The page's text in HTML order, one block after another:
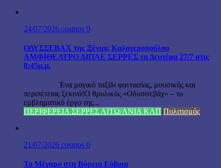
24/07/2026 cosmos 0
ΟΔΥΣΣΕΒΑΧ της Ξένιας Καλογεροπούλου
ΑΜΦΙΘΕΑΤΡΟ ΔΙΠΑΕ ΣΕΡΡΕΣ τη Δευτέρα 27/7 στις
8:45μ.μ.
Ένα μαγικό ταξίδι φαντασίας, μουσικής και
περιπέτειας ξεκινά!Ο θρυλικός «Οδυσσεβάχ» – το
εμβληματικό έργο της...
ΠΕΡΙΦΕΡΕΙΑ ΣΕΡΡΕΣ ΑΙΤΩ/ΛΝΙΑ ΚΛΠ Πολιτισμός
21/07/2026 cosmos 0
Το Μέγαρο στη Βόρεια Εύβοια